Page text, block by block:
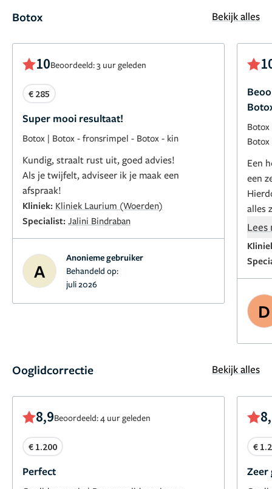
Botox Bekijk alles
10Beoordeeld: 3 uur geleden
€ 285
Super mooi resultaat!
Botox | Botox - fronsrimpel - Botox - kin
Kundig, straalt rust uit, goed advies!
Als je twijfelt, adviseer ik je maak een
afspraak!
Kliniek: Kliniek Laurium (Woerden)
Specialist: Jalini Bindraban
A
Anonieme gebruiker
Behandeld op:
juli 2026
Botox
Een
een
alles
staat
om
legt
Na
een
deze
mijn
Lees
D
Ooglidcorrectie Bekijk alles
8,9Beoordeeld: 4 uur geleden
€ 1.200
Perfect
€
Zeer